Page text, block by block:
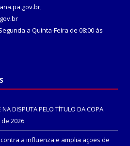
a Quinta-Feira de 08:00 às
NA DISPUTA PELO TÍTULO DA COPA
2026
a influenza e amplia ações de